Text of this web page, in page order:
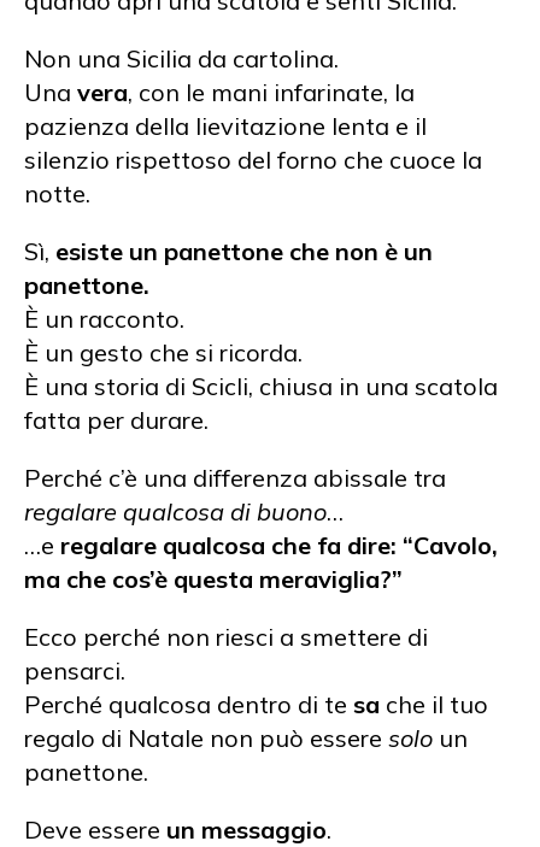
Non una Sicilia da cartolina.
Una vera, con le mani infarinate, la
pazienza della lievitazione lenta e il
silenzio rispettoso del forno che cuoce la
notte.
Sì, esiste un panettone che non è un
panettone.
È un racconto.
È un gesto che si ricorda.
È una storia di Scicli, chiusa in una scatola
fatta per durare.
Perché c’è una differenza abissale tra
regalare qualcosa di buono…
…e regalare qualcosa che fa dire: “Cavolo,
ma che cos’è questa meraviglia?”
Ecco perché non riesci a smettere di
pensarci.
Perché qualcosa dentro di te sa che il tuo
regalo di Natale non può essere solo un
panettone.
Deve essere un messaggio.